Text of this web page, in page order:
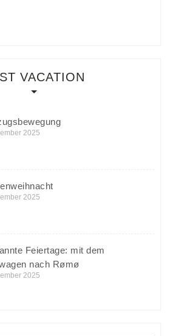
VACATION
2025
2025
Feiertage: mit dem
nach Rømø
2025